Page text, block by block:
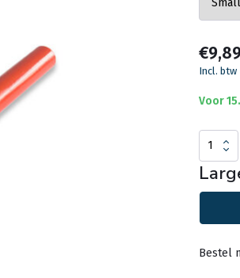
€9,89
Incl. btw
Voor
Bestel